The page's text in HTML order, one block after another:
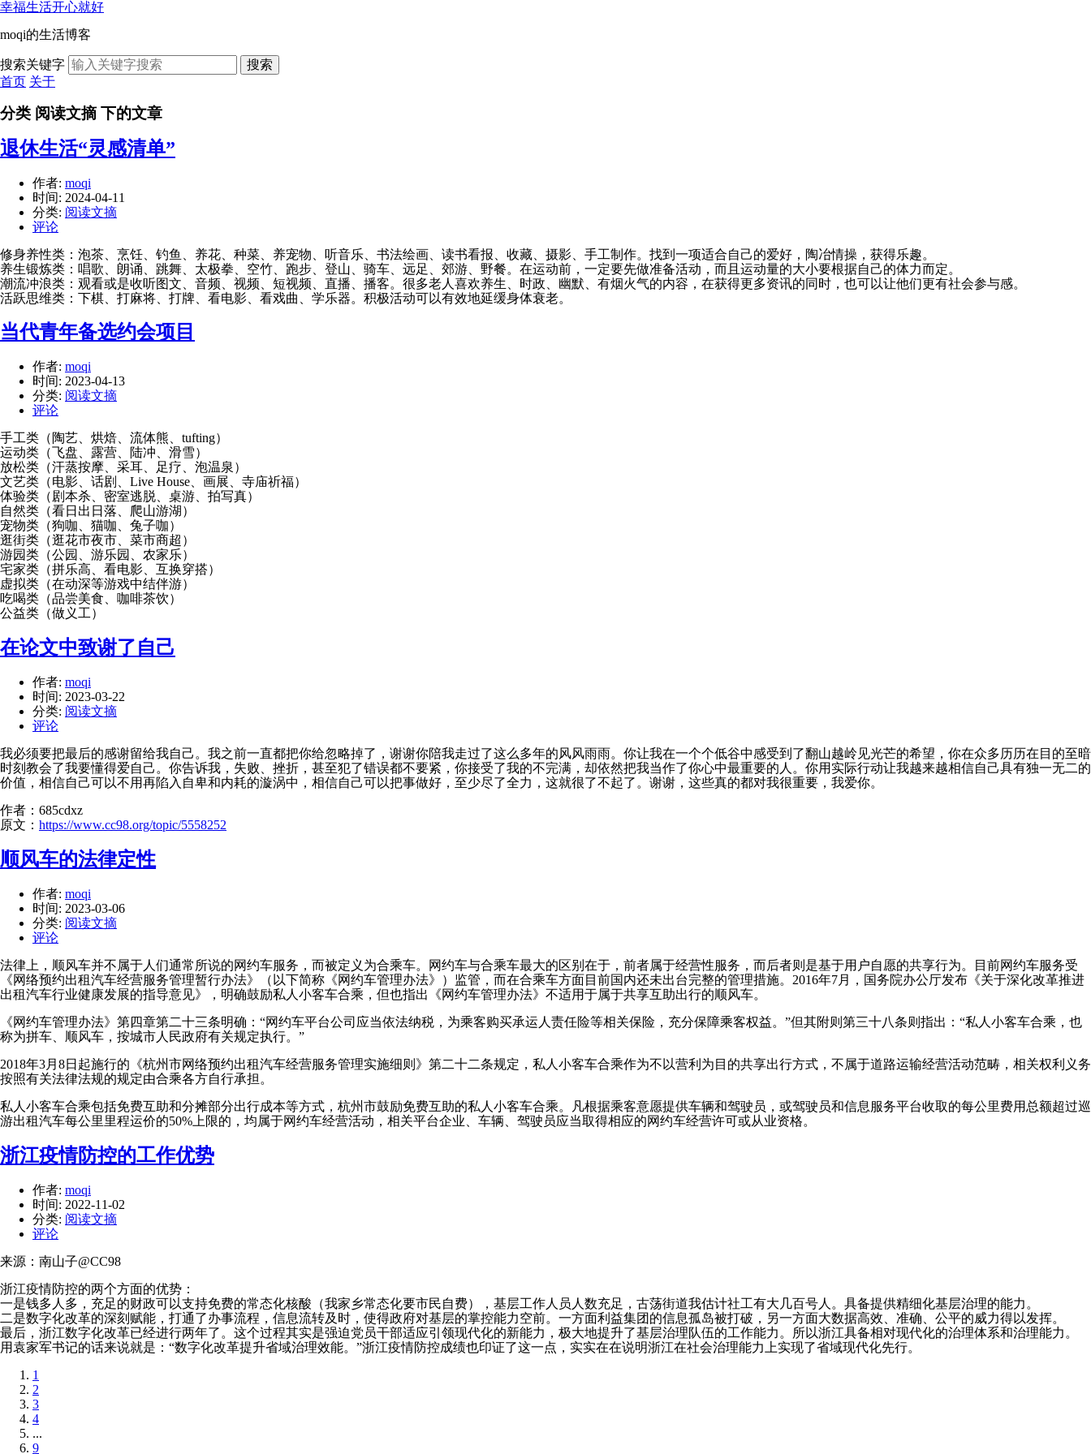
幸福生活开心就好
moqi的生活博客
搜索关键字
搜索
首页 关于
分类 阅读文摘 下的文章
退休生活“灵感清单”
作者: moqi
时间: 2024-04-11
分类: 阅读文摘
评论
修身养性类：泡茶、烹饪、钓鱼、养花、种菜、养宠物、听音乐、书法绘画、读书看报、收藏、摄影、手工制作。找到一项适合自己的爱好，陶冶情操，获得乐趣。
养生锻炼类：唱歌、朗诵、跳舞、太极拳、空竹、跑步、登山、骑车、远足、郊游、野餐。在运动前，一定要先做准备活动，而且运动量的大小要根据自己的体力而定。
潮流冲浪类：观看或是收听图文、音频、视频、短视频、直播、播客。很多老人喜欢养生、时政、幽默、有烟火气的内容，在获得更多资讯的同时，也可以让他们更有社会参与感。
活跃思维类：下棋、打麻将、打牌、看电影、看戏曲、学乐器。积极活动可以有效地延缓身体衰老。
当代青年备选约会项目
作者: moqi
时间: 2023-04-13
分类: 阅读文摘
评论
手工类（陶艺、烘焙、流体熊、tufting）
运动类（飞盘、露营、陆冲、滑雪）
放松类（汗蒸按摩、采耳、足疗、泡温泉）
文艺类（电影、话剧、Live House、画展、寺庙祈福）
体验类（剧本杀、密室逃脱、桌游、拍写真）
自然类（看日出日落、爬山游湖）
宠物类（狗咖、猫咖、兔子咖）
逛街类（逛花市夜市、菜市商超）
游园类（公园、游乐园、农家乐）
宅家类（拼乐高、看电影、互换穿搭）
虚拟类（在动深等游戏中结伴游）
吃喝类（品尝美食、咖啡茶饮）
公益类（做义工）
在论文中致谢了自己
作者: moqi
时间: 2023-03-22
分类: 阅读文摘
评论
我必须要把最后的感谢留给我自己。我之前一直都把你给忽略掉了，谢谢你陪我走过了这么多年的风风雨雨。你让我在一个个低谷中感受到了翻山越岭见光芒的希望，你在众多历历在目的至暗
时刻教会了我要懂得爱自己。你告诉我，失败、挫折，甚至犯了错误都不要紧，你接受了我的不完满，却依然把我当作了你心中最重要的人。你用实际行动让我越来越相信自己具有独一无二的
价值，相信自己可以不用再陷入自卑和内耗的漩涡中，相信自己可以把事做好，至少尽了全力，这就很了不起了。谢谢，这些真的都对我很重要，我爱你。
作者：685cdxz
原文： https://www.cc98.org/topic/5558252
顺风车的法律定性
作者: moqi
时间: 2023-03-06
分类: 阅读文摘
评论
法律上，顺风车并不属于人们通常所说的网约车服务，而被定义为合乘车。网约车与合乘车最大的区别在于，前者属于经营性服务，而后者则是基于用户自愿的共享行为。目前网约车服务受
《网络预约出租汽车经营服务管理暂行办法》（以下简称《网约车管理办法》）监管，而在合乘车方面目前国内还未出台完整的管理措施。2016年7月，国务院办公厅发布《关于深化改革推进
出租汽车行业健康发展的指导意见》，明确鼓励私人小客车合乘，但也指出《网约车管理办法》不适用于属于共享互助出行的顺风车。
《网约车管理办法》第四章第二十三条明确：“网约车平台公司应当依法纳税，为乘客购买承运人责任险等相关保险，充分保障乘客权益。”但其附则第三十八条则指出：“私人小客车合乘，也
称为拼车、顺风车，按城市人民政府有关规定执行。”
2018年3月8日起施行的《杭州市网络预约出租汽车经营服务管理实施细则》第二十二条规定，私人小客车合乘作为不以营利为目的共享出行方式，不属于道路运输经营活动范畴，相关权利义务
按照有关法律法规的规定由合乘各方自行承担。
私人小客车合乘包括免费互助和分摊部分出行成本等方式，杭州市鼓励免费互助的私人小客车合乘。凡根据乘客意愿提供车辆和驾驶员，或驾驶员和信息服务平台收取的每公里费用总额超过巡
游出租汽车每公里里程运价的50%上限的，均属于网约车经营活动，相关平台企业、车辆、驾驶员应当取得相应的网约车经营许可或从业资格。
浙江疫情防控的工作优势
作者: moqi
时间: 2022-11-02
分类: 阅读文摘
评论
来源：南山子@CC98
浙江疫情防控的两个方面的优势：
一是钱多人多，充足的财政可以支持免费的常态化核酸（我家乡常态化要市民自费），基层工作人员人数充足，古荡街道我估计社工有大几百号人。具备提供精细化基层治理的能力。
二是数字化改革的深刻赋能，打通了办事流程，信息流转及时，使得政府对基层的掌控能力空前。一方面利益集团的信息孤岛被打破，另一方面大数据高效、准确、公平的威力得以发挥。
最后，浙江数字化改革已经进行两年了。这个过程其实是强迫党员干部适应引领现代化的新能力，极大地提升了基层治理队伍的工作能力。所以浙江具备相对现代化的治理体系和治理能力。
用袁家军书记的话来说就是：“数字化改革提升省域治理效能。”浙江疫情防控成绩也印证了这一点，实实在在说明浙江在社会治理能力上实现了省域现代化先行。
1
2
3
4
...
9